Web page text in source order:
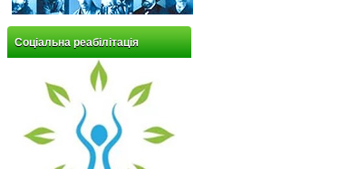
Соціальна реабілітація